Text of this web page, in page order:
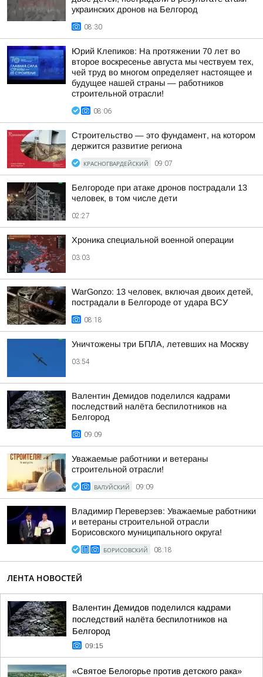
украинских дронов на Белгород
08:30
Юрий Клепиков: На протяжении 70 лет во
второе воскресенье августа мы чествуем тех,
чей труд во многом определяет настоящее и
будущее нашей страны — работников
строительной отрасли!
08:06
Строительство — это фундамент, на котором
держится развитие региона
КРАСНОГВАРДЕЙСКИЙ 09:07
Белгороде при атаке дронов пострадали 13
человек, в том числе дети
02:27
Хроника специальной военной операции
03:03
WarGonzo: 13 человек, включая двоих детей,
пострадали в Белгороде от удара ВСУ
08:18
Уничтожены три БПЛА, летевших на Москву
03:54
Валентин Демидов поделился кадрами
последствий налёта беспилотников на
Белгород
09:09
Уважаемые работники и ветераны
строительной отрасли!
ВАЛУЙСКИЙ 09:09
Владимир Переверзев: Уважаемые работники
и ветераны строительной отрасли
Борисовского муниципального округа!
БОРИСОВСКИЙ 08:18
ЛЕНТА НОВОСТЕЙ
Валентин Демидов поделился кадрами
последствий налёта беспилотников на
Белгород
09:15
«Святое Белогорье против детского рака»